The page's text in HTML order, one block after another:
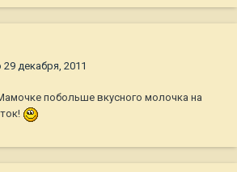
29 декабря, 2011
побольше вкусного молочка на